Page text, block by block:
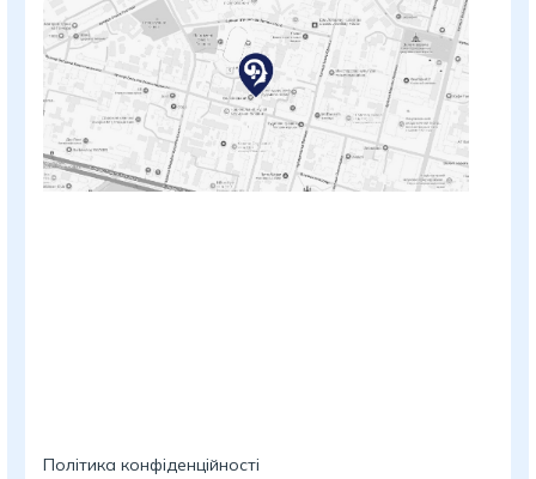
Політика конфіденційності